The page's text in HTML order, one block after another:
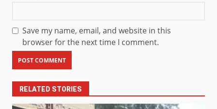
Save my name, email, and website in this
browser for the next time I comment.
RELATED STORIES